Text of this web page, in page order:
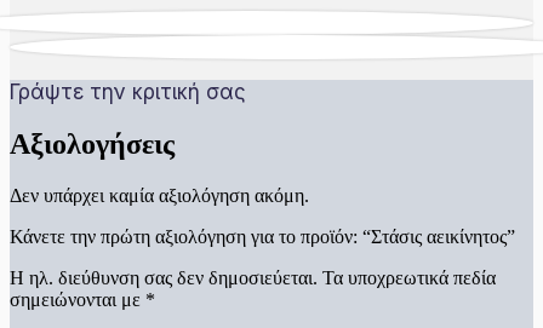
Γράψτε την κριτική σας
Αξιολογήσεις
Δεν υπάρχει καμία αξιολόγηση ακόμη.
Κάνετε την πρώτη αξιολόγηση για το προϊόν: “Στάσις αεικίνητος”
Η ηλ. διεύθυνση σας δεν δημοσιεύεται. Τα υποχρεωτικά πεδία
σημειώνονται με *